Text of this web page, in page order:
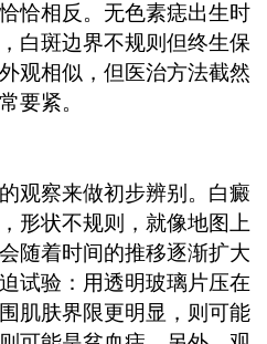
恰相反。无色素痣出生时
白斑边界不规则但终生保
观相似，但医治方法截然
要紧。
观察来做初步辨别。白癜
形状不规则，就像地图上
随着时间的推移逐渐扩大
试验：用透明玻璃片压在
肌肤界限更明显，则可能